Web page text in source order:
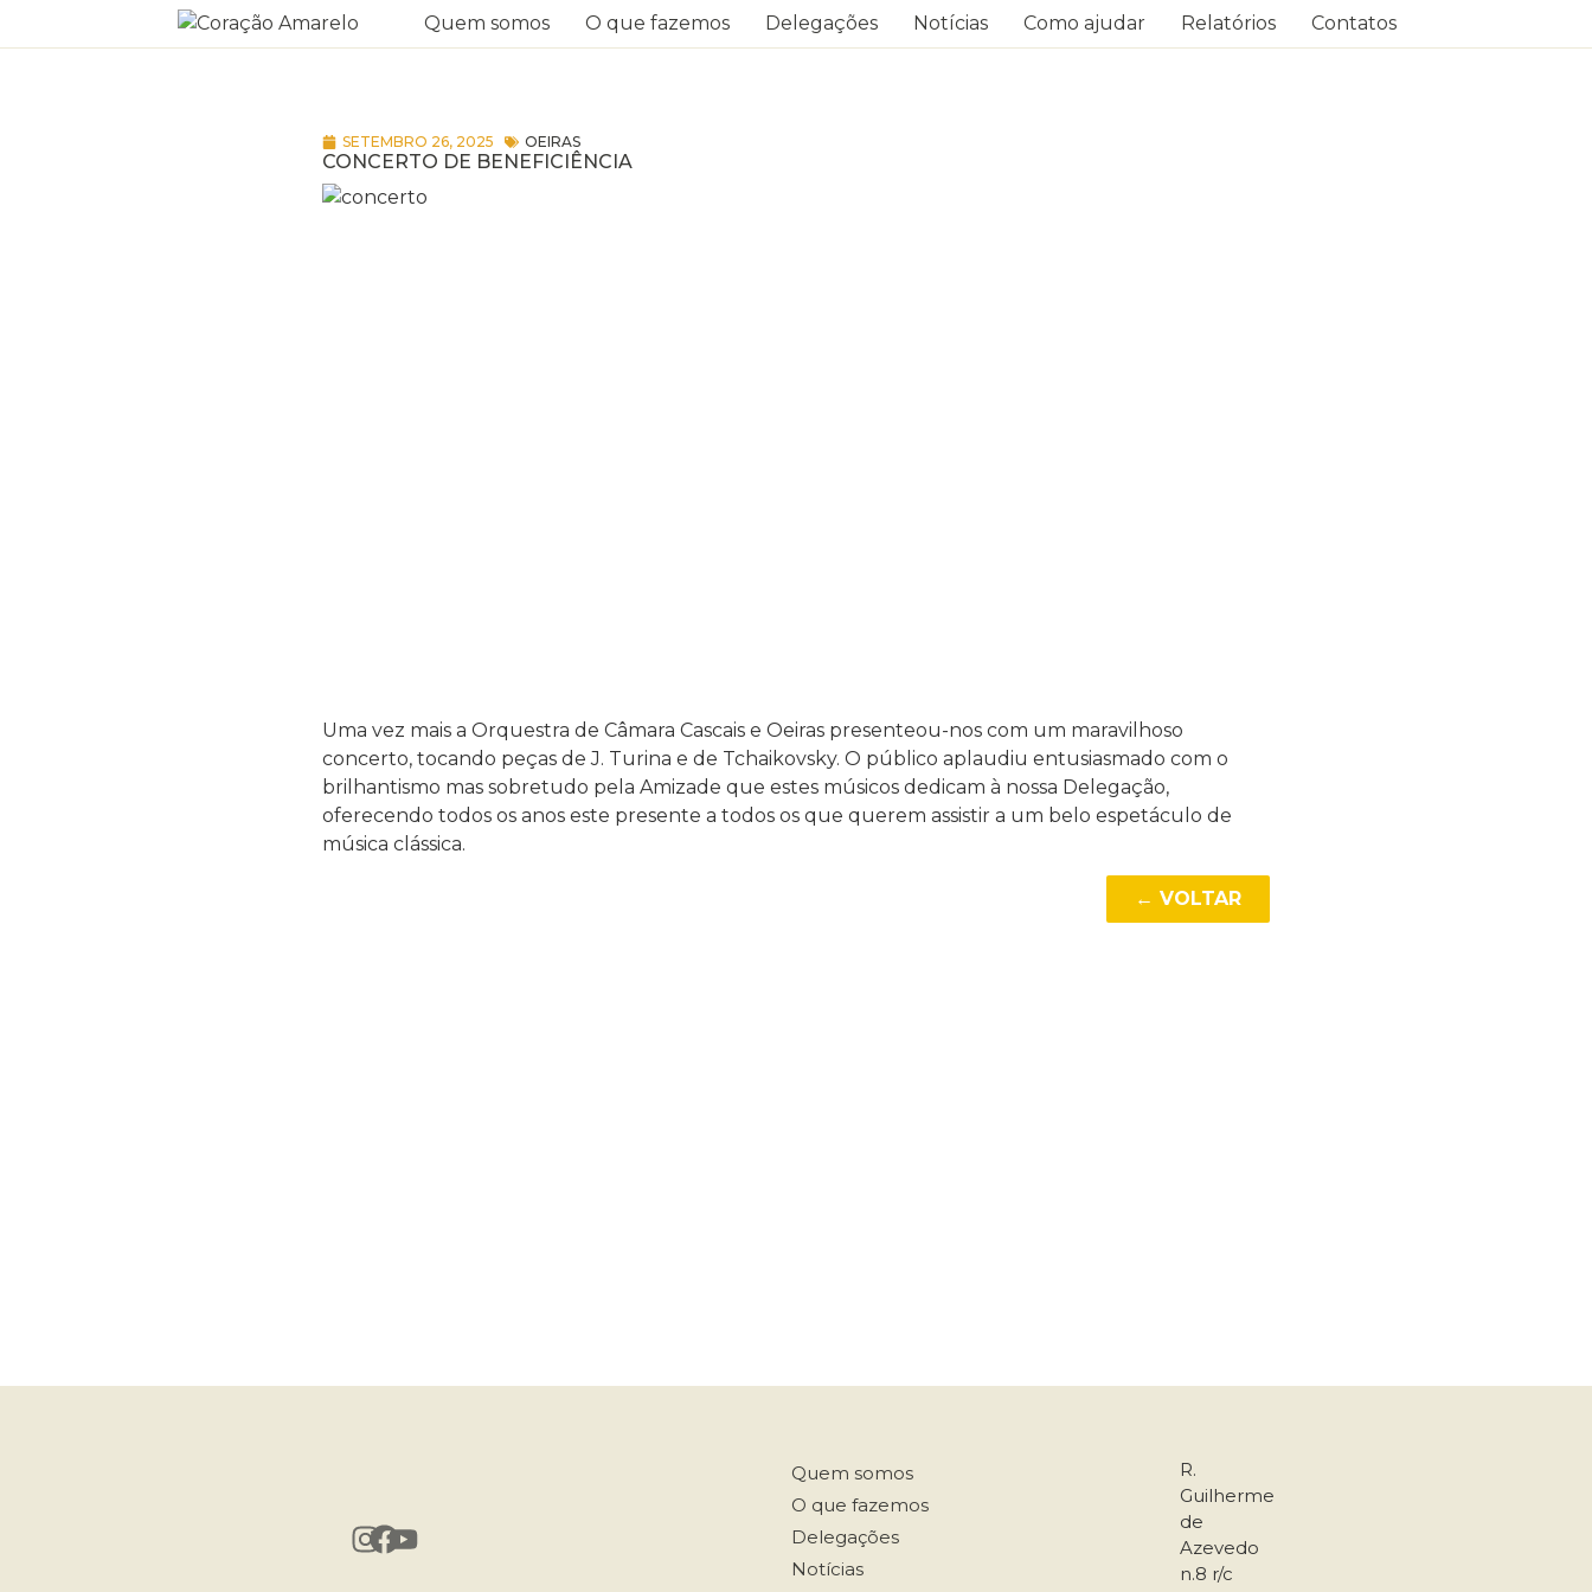
Quem somos O que fazemos Delegações Notícias Como ajudar Relatórios Contatos
SETEMBRO 26, 2025 OEIRAS
CONCERTO DE BENEFICIÊNCIA
Uma vez mais a Orquestra de Câmara Cascais e Oeiras presenteou-nos com um maravilhoso
concerto, tocando peças de J. Turina e de Tchaikovsky. O público aplaudiu entusiasmado com o
brilhantismo mas sobretudo pela Amizade que estes músicos dedicam à nossa Delegação,
oferecendo todos os anos este presente a todos os que querem assistir a um belo espetáculo de
música clássica.
← VOLTAR
Quem somos
O que fazemos
Delegações
Notícias
R.
Guilherme
de
Azevedo
n.8 r/c